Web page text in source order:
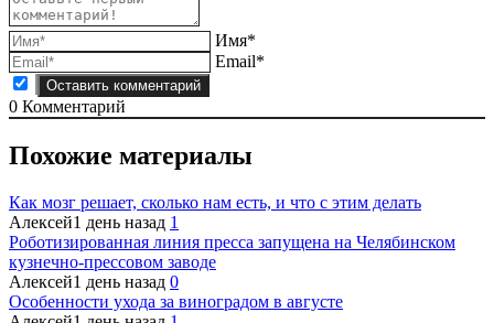
Имя*
Email*
0 Комментарий
Похожие материалы
Как мозг решает, сколько нам есть, и что с этим делать
Алексей1 день назад 1
Роботизированная линия пресса запущена на Челябинском
кузнечно-прессовом заводе
Алексей1 день назад 0
Особенности ухода за виноградом в августе